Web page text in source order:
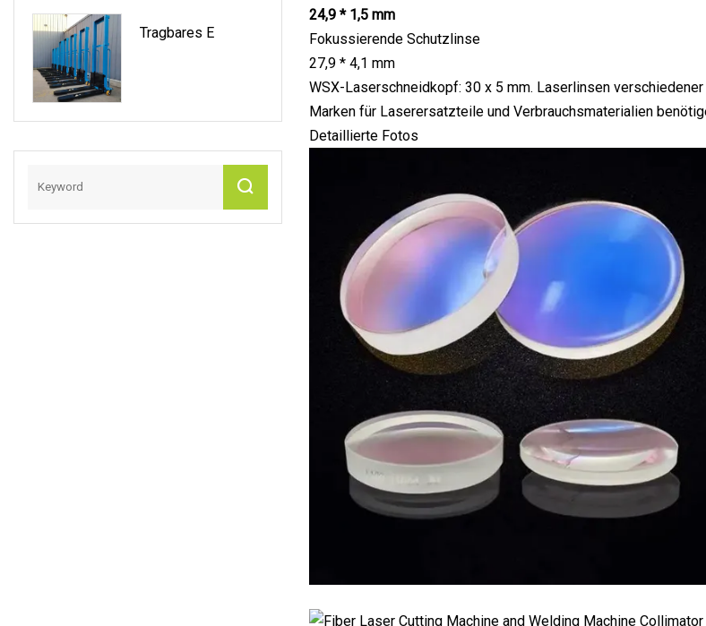
Awc708c Plus-
Steuerungssystem
Tragbares E
24,9 * 1,5 mm
Fokussierende Schutzlinse
27,9 * 4,1 mm
WSX-Laserschneidkopf: 30 x 5 mm. Laserlinsen
Marken für Laserersatzteile und Verbrauchsmaterialien
Detaillierte Fotos